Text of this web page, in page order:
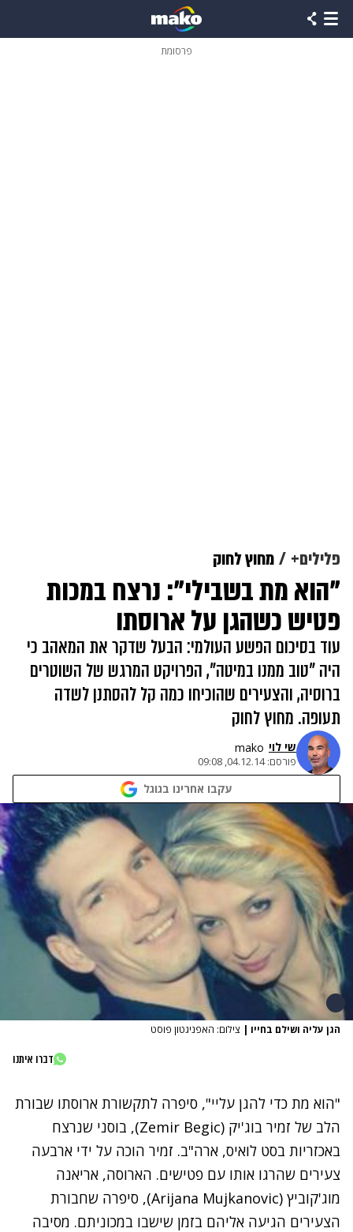
פרסומת
פלילים+ מחוץ לחוק
"הוא מת בשבילי": נרצח במכות
פטיש כשהגן על ארוסתו
עוד בסיכום הפשע העולמי: הבעל שדקר את המאהב כי
היה "טוב ממנו במיטה", הפרויקט המרגש של השוטרים
ברוסיה, והצעירים שהוכיחו כמה קל להסתנן לשדה
תעופה. מחוץ לחוק
שי לוי mako
פורסם:04.12.14, 09:08
עקבו אחרינו בגוגל
הגן עליה ושילם בחייו | צילום: האפניגטון פוסט
דברו איתנו
"הוא מת כדי להגן עליי", סיפרה לתקשורת ארוסתו שבורת
הלב של זמיר בוג'יק
(Zemir Begic), בוסני שנרצח
באכזריות בסט לואיס, ארה"ב. זמיר הוכה על ידי ארבעה
צעירים שהרגו אותו עם פטישים. הארוסה, אריאנה
מוג'קוביץ (Arijana Mujkanovic), סיפרה שחבורת
הצעירים הגיעה אליהם בזמן שישבו במכוניתם. מסיבה